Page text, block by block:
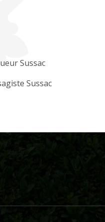
Sussac
Sussac